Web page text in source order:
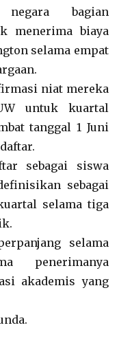
bagian
menerima biaya
selama empat
niat mereka
untuk kuartal
tanggal 1 Juni
sebagai siswa
sebagai
selama tiga
selama
penerimanya
akademis yang